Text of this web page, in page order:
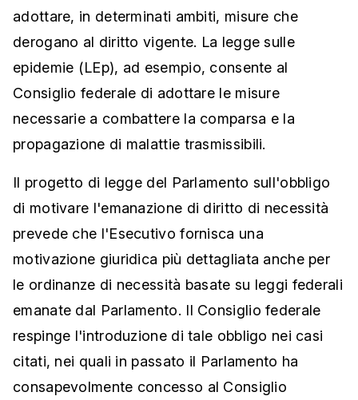
adottare, in determinati ambiti, misure che
derogano al diritto vigente. La legge sulle
epidemie (LEp), ad esempio, consente al
Consiglio federale di adottare le misure
necessarie a combattere la comparsa e la
propagazione di malattie trasmissibili.
Il progetto di legge del Parlamento sull'obbligo
di motivare l'emanazione di diritto di necessità
prevede che l'Esecutivo fornisca una
motivazione giuridica più dettagliata anche per
le ordinanze di necessità basate su leggi federali
emanate dal Parlamento. Il Consiglio federale
respinge l'introduzione di tale obbligo nei casi
citati, nei quali in passato il Parlamento ha
consapevolmente concesso al Consiglio